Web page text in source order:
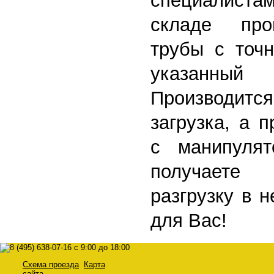
складе
трубы с
загрузка, а
с
разгрузку в
для Вас!
Схема проезда
Карта